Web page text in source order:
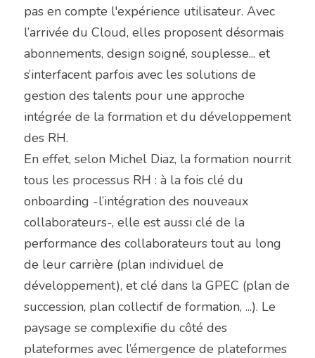
pas en compte l'expérience utilisateur. Avec
l’arrivée du Cloud, elles proposent désormais
abonnements, design soigné, souplesse... et
s’interfacent parfois avec les solutions de
gestion des talents pour une approche
intégrée de la formation et du développement
des RH.
En effet, selon Michel Diaz, la formation nourrit
tous les processus RH : à la fois clé du
onboarding -l’intégration des nouveaux
collaborateurs-, elle est aussi clé de la
performance des collaborateurs tout au long
de leur carrière (plan individuel de
développement), et clé dans la GPEC (plan de
succession, plan collectif de formation, ...). Le
paysage se complexifie du côté des
plateformes avec l’émergence de plateformes